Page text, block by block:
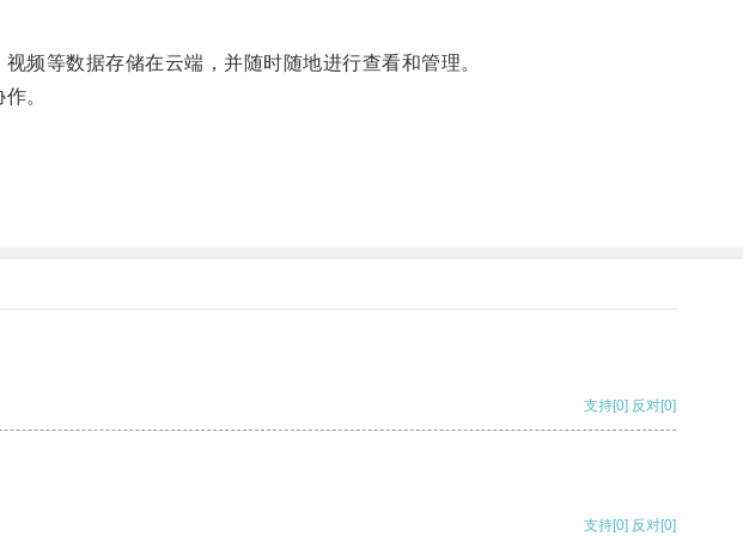
等数据存储在云端，并随时随地进行查看和管理。
。
支持[0] 反对[0]
支持[0] 反对[0]